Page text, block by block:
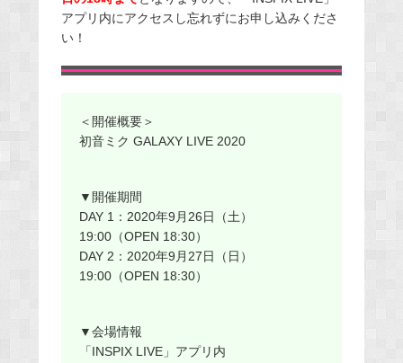
アプリ内にアクセスし忘れずにお申し込みくださ
い！
＜開催概要＞
初音ミク GALAXY LIVE 2020
▼開催期間
DAY 1：2020年9月26日（土）
19:00（OPEN 18:30）
DAY 2：2020年9月27日（日）
19:00（OPEN 18:30）
▼会場情報
「INSPIX LIVE」アプリ内